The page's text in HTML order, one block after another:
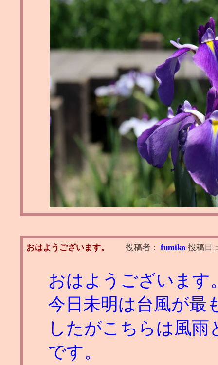
おはようございます。 投稿者： fumiko 投稿日
おはようございます
今日未明は台風が最
したがこちらは風
です。